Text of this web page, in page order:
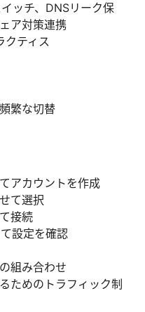
ッチ、DNSリーク保
ア対策連携
クティス
繁な切替
アカウントを作成
て選択
接続
設定を確認
組み合わせ
ためのトラフィック制